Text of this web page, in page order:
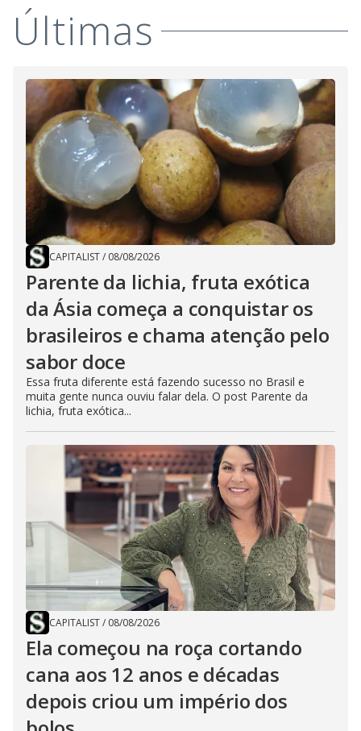
Últimas
CAPITALIST/ 08/08/2026
Parente da lichia, fruta exótica
da Ásia começa a conquistar os
brasileiros e chama atenção pelo
sabor doce
Essa fruta diferente está fazendo sucesso no Brasil e
muita gente nunca ouviu falar dela. O post Parente da
lichia, fruta exótica...
CAPITALIST/ 08/08/2026
Ela começou na roça cortando
cana aos 12 anos e décadas
depois criou um império dos